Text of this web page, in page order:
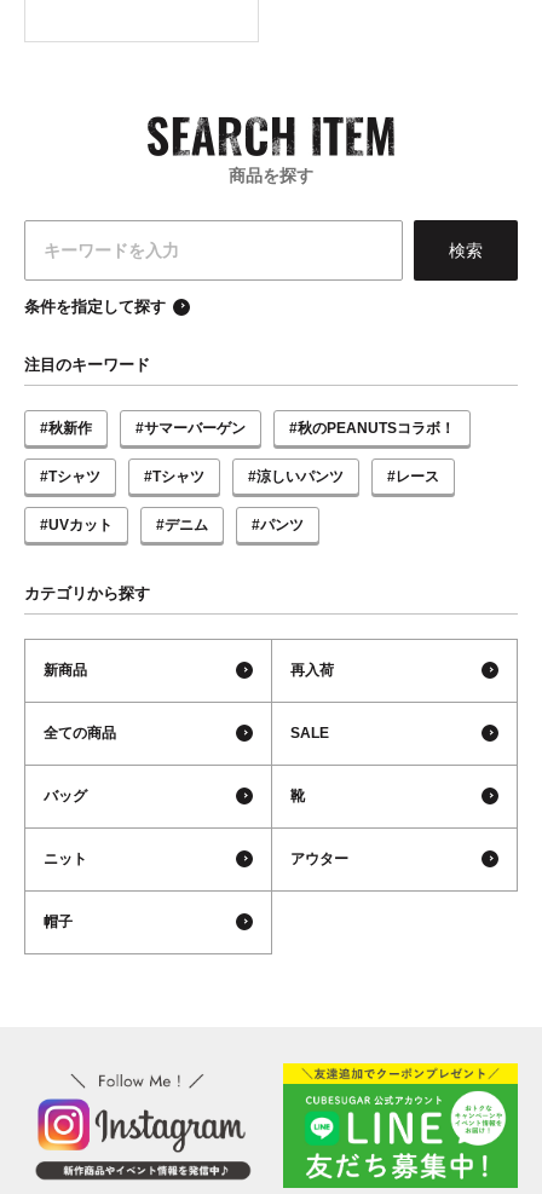
商品を探す
条件を指定して探す
注目のキーワード
#秋新作 #サマーバーゲン #秋のPEANUTSコラボ！
#Tシャツ #Tシャツ #涼しいパンツ #レース
#UVカット #デニム #パンツ
カテゴリから探す
新商品 再入荷
全ての商品 SALE
バッグ 靴
ニット アウター
帽子